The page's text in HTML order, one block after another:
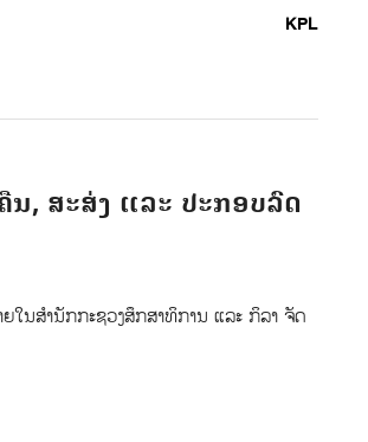
KPL
, ສະສ່ງ ແລະ ປະກອບລົດ
ໃນສຳນັກກະຊວງສຶກສາທິການ ແລະ ກິລາ ຈັດ